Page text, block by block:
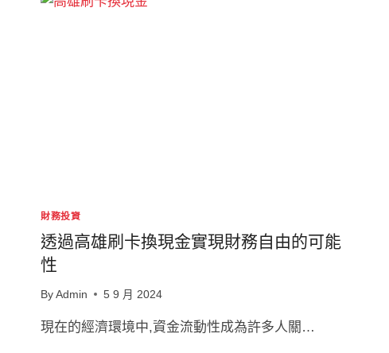
財務投資
透過高雄刷卡換現金實現財務自由的可能
性
By Admin 5 9 月 2024
現在的經濟環境中,資金流動性成為許多人關…